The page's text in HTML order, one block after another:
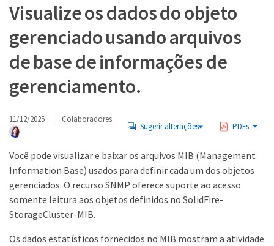
Visualize os dados do objeto
gerenciado usando arquivos
de base de informações de
gerenciamento.
11/12/2025 Colaboradores
Sugerir alterações PDFs
Você pode visualizar e baixar os arquivos MIB (Management
Information Base) usados ​​para definir cada um dos objetos
gerenciados. O recurso SNMP oferece suporte ao acesso
somente leitura aos objetos definidos no SolidFire-
StorageCluster-MIB.
Os dados estatísticos fornecidos no MIB mostram a atividade